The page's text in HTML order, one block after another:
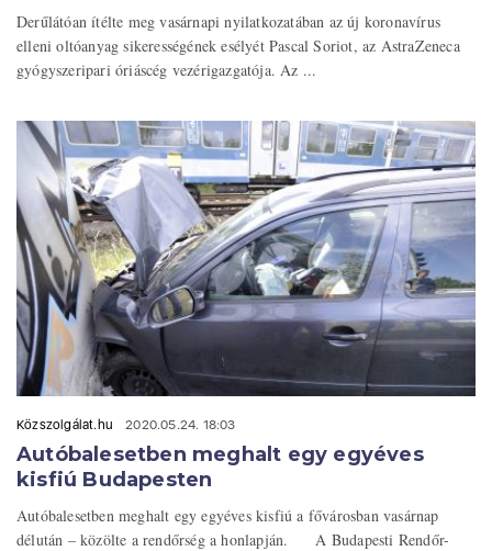
Derűlátóan ítélte meg vasárnapi nyilatkozatában az új koronavírus
elleni oltóanyag sikerességének esélyét Pascal Soriot, az AstraZeneca
gyógyszeripari óriáscég vezérigazgatója. Az ...
Közszolgálat.hu 2020.05.24. 18:03
Autóbalesetben meghalt egy egyéves
kisfiú Budapesten
Autóbalesetben meghalt egy egyéves kisfiú a fővárosban vasárnap
délután – közölte a rendőrség a honlapján. A Budapesti Rendőr-